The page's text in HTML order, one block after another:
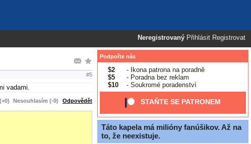
Neregistrovaný Přihlásit Registrovat
#5
vadami.
Nesouhlasím (-0) Odpovědět
Podpořte nás
$2
- Ikona patrona na poradně
$5
- Poradna bez reklam
$10
- Soukromé poradenství
STAŇTE SE PATRONEM
Táto kapela má milióny fanúšikov. Až na
to, že neexistuje.